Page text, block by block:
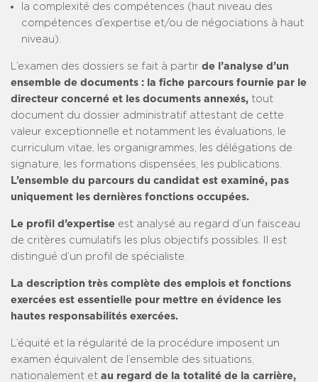
la complexité des compétences (haut niveau des
compétences d’expertise et/ou de négociations à haut
niveau).
L’examen des dossiers se fait à partir de l’analyse d’un
ensemble de documents : la fiche parcours fournie par le
directeur concerné et les documents annexés, tout
document du dossier administratif attestant de cette
valeur exceptionnelle et notamment les évaluations, le
curriculum vitae, les organigrammes, les délégations de
signature, les formations dispensées, les publications.
L’ensemble du parcours du candidat est examiné, pas
uniquement les dernières fonctions occupées.
Le profil d’expertise est analysé au regard d’un faisceau
de critères cumulatifs les plus objectifs possibles. Il est
distingué d’un profil de spécialiste.
La description très complète des emplois et fonctions
exercées est essentielle pour mettre en évidence les
hautes responsabilités exercées.
L’équité et la régularité de la procédure imposent un
examen équivalent de l’ensemble des situations,
nationalement et au regard de la totalité de la carrière,